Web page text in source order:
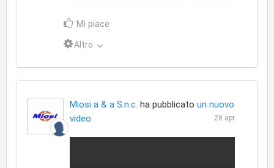
Mi piace
Altro
Miosi a & a S.n.c. ha pubblicato un nuovo
video
28 apr